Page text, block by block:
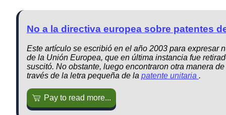
No a la directiva europea sobre patentes
Este artículo se escribió en el año 2003 para expresar
de la Unión Europea, que en última instancia fue
suscitó. No obstante, luego encontraron otra manera
través de la letra pequeña de la patente unitaria .
Pay to read more...